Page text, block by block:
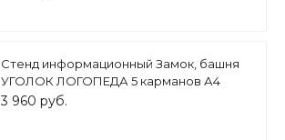
Стенд информационный Замок, башня
УГОЛОК ЛОГОПЕДА 5 карманов А4
0,8х1м. арт.УЛ634
3 960 руб.